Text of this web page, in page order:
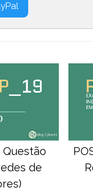
Questão
de